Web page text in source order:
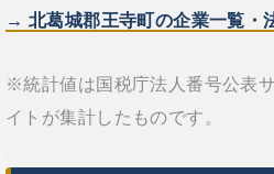
→ 北葛城郡王寺町の企業一覧・
※統計値は国税庁法人番号公表
イトが集計したものです。